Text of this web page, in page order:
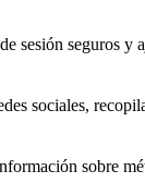
seguros y
sociales,
sobre